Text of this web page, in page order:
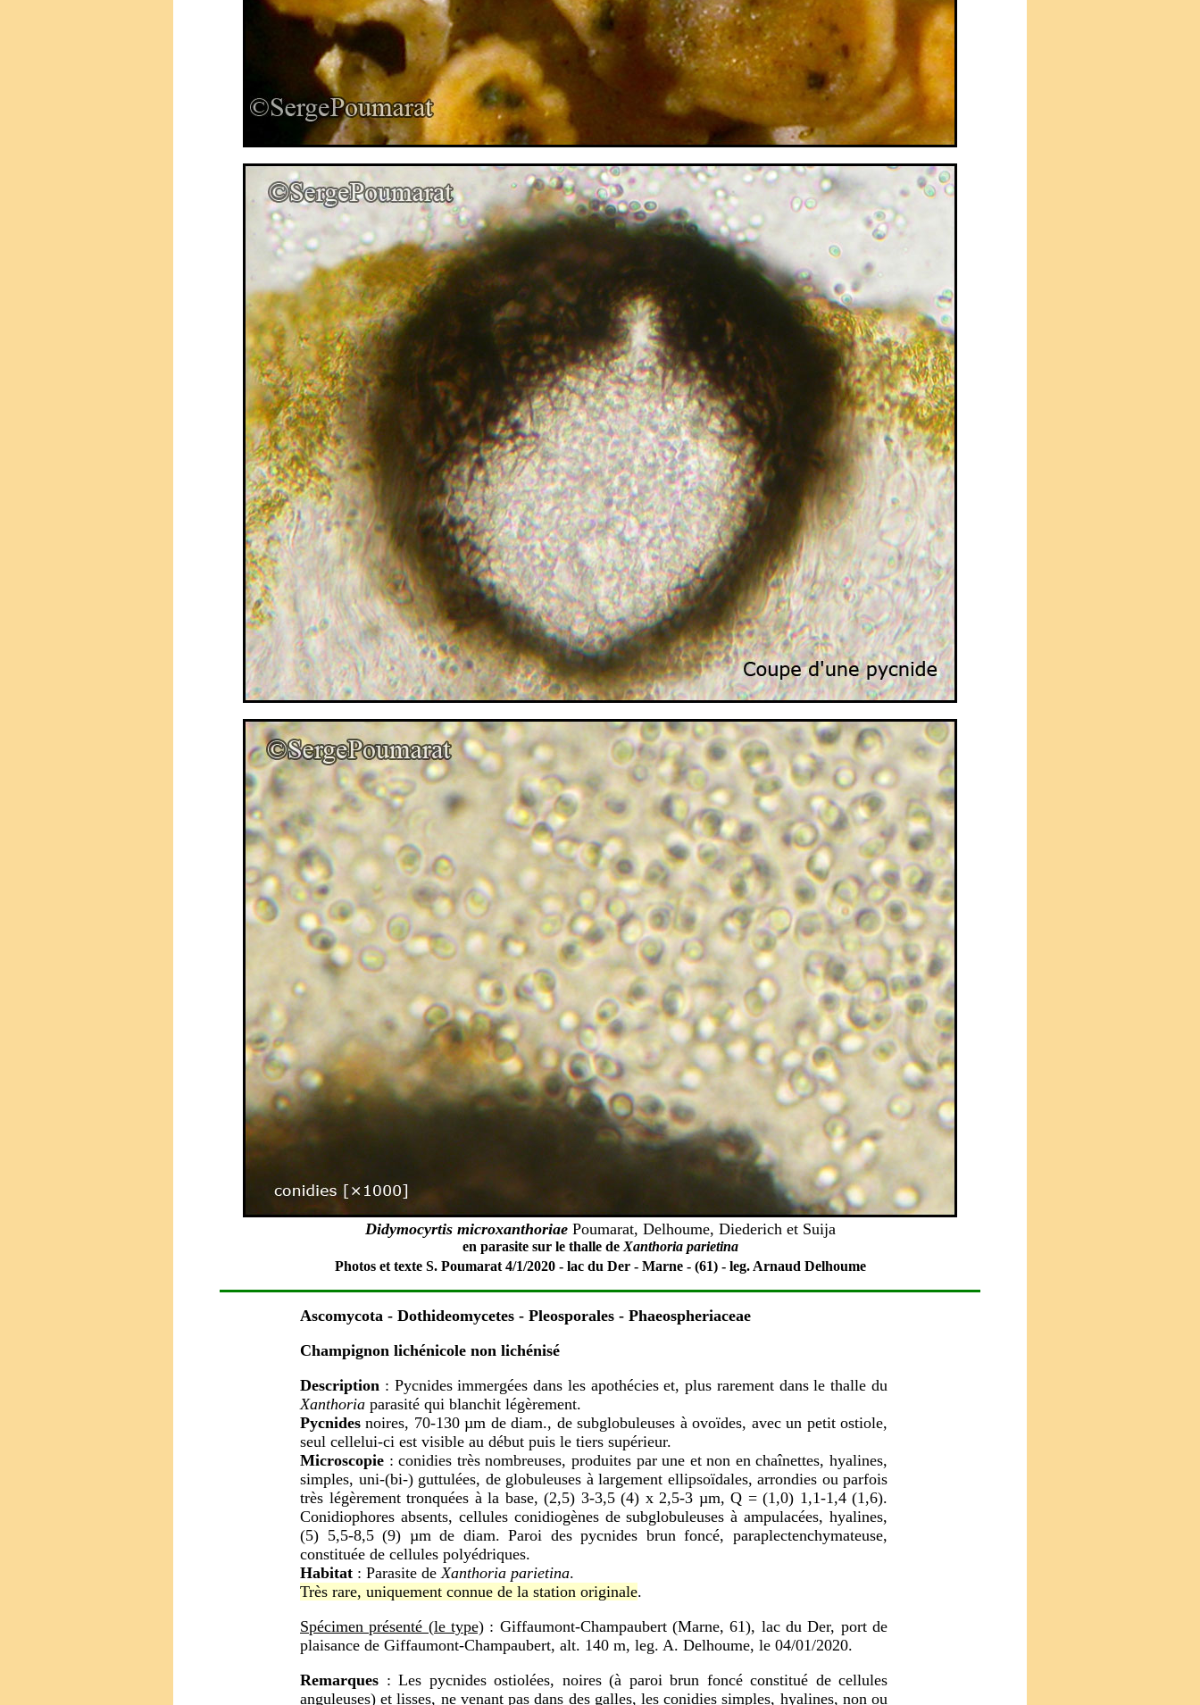
Didymocyrtis microxanthoriae Poumarat, Delhoume, Diederich et Suija
en parasite sur le thalle de Xanthoria parietina
Photos et texteS. Poumarat 4/1/2020 - lac du Der - Marne - (61) - leg. Arnaud Delhoume
Ascomycota - Dothideomycetes - Pleosporales - Phaeospheriaceae
Champignon lichénicole non lichénisé
Description : Pycnides immergées dans les apothécies et, plus rarement dans le thalle du
Xanthoria parasité qui blanchit légèrement.
Pycnides noires, 70-130 µm de diam., de subglobuleuses à ovoïdes, avec un petit ostiole,
seul cellelui-ci est visible au début puis le tiers supérieur.
Microscopie : conidies très nombreuses, produites par une et non en chaînettes, hyalines,
simples, uni-(bi-) guttulées, de globuleuses à largement ellipsoïdales, arrondies ou parfois
très légèrement tronquées à la base, (2,5) 3-3,5 (4) x 2,5-3 µm, Q = (1,0) 1,1-1,4 (1,6).
Conidiophores absents, cellules conidiogènes de subglobuleuses à ampulacées, hyalines,
(5) 5,5-8,5 (9) µm de diam. Paroi des pycnides brun foncé, paraplectenchymateuse,
constituée de cellules polyédriques.
Habitat : Parasite deXanthoria parietina.
Très rare, uniquement connue de la station originale.
Spécimen présenté (le type) : Giffaumont-Champaubert (Marne, 61), lac du Der, port de
plaisance de Giffaumont-Champaubert, alt. 140 m, leg. A. Delhoume, le 04/01/2020.
Remarques : Les pycnides ostiolées, noires (à paroi brun foncé constitué de cellules
anguleuses) et lisses, ne venant pas dans des galles, les conidies simples, hyalines, non ou